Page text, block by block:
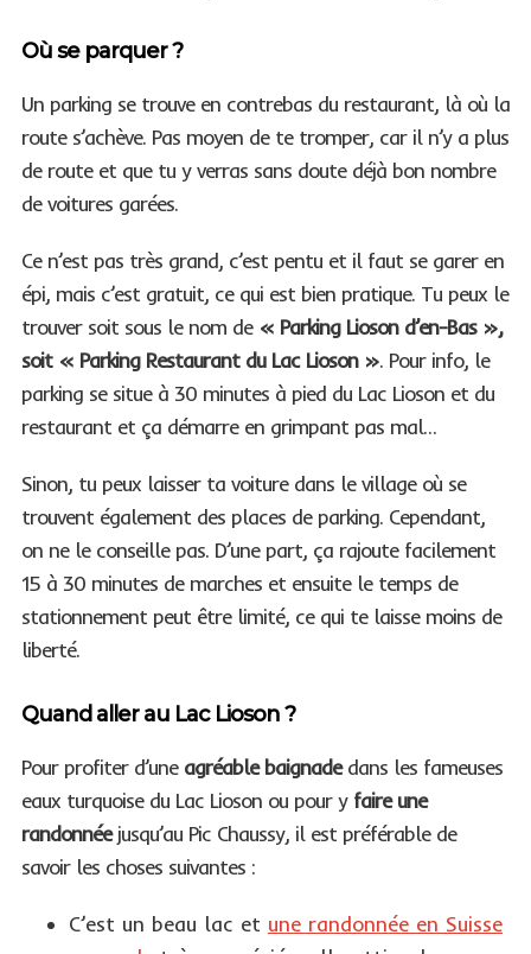
Où se parquer ?
Un parking se trouve en contrebas du restaurant, là où la
route s’achève. Pas moyen de te tromper, car il n’y a plus
de route et que tu y verras sans doute déjà bon nombre
de voitures garées.
Ce n’est pas très grand, c’est pentu et il faut se garer en
épi, mais c’est gratuit, ce qui est bien pratique. Tu peux le
trouver soit sous le nom de « Parking Lioson d’en-Bas »,
soit « Parking Restaurant du Lac Lioson ». Pour info, le
parking se situe à 30 minutes à pied du Lac Lioson et du
restaurant et ça démarre en grimpant pas mal…
Sinon, tu peux laisser ta voiture dans le village où se
trouvent également des places de parking. Cependant,
on ne le conseille pas. D’une part, ça rajoute facilement
15 à 30 minutes de marches et ensuite le temps de
stationnement peut être limité, ce qui te laisse moins de
liberté.
Quand aller au Lac Lioson ?
Pour profiter d’une agréable baignadedans les fameuses
eaux turquoise du Lac Lioson ou pour y faire une
randonnéejusqu’au Pic Chaussy, il est préférable de
savoir les choses suivantes :
C’est un beau lac et une randonnée en Suisse